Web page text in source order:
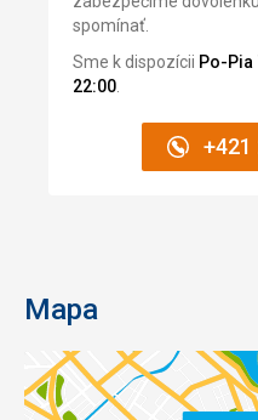
spomínať.
Sme k dispozícii Po-Pia
22:00
+421
Mapa